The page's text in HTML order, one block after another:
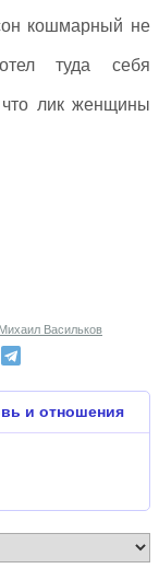
кошмарный не
туда себя
что лик женщины
Михаил Васильков
и отношения